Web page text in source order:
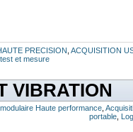
PRECISION, ACQUISITION
test et mesure
VIBRATION
Haute performance,
portable,